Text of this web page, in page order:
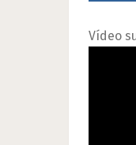
Vídeo